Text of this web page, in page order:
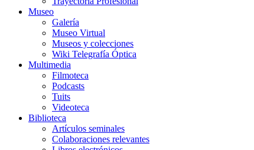
Museo
Galería
Museo Virtual
Museos y colecciones
Wiki Telegrafía Óptica
Multimedia
Filmoteca
Podcasts
Tuits
Videoteca
Biblioteca
Artículos seminales
Colaboraciones relevantes